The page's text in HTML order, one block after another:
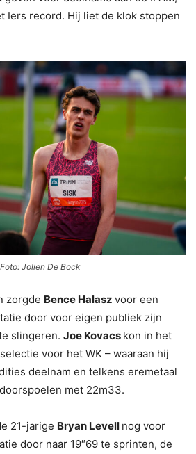
Iers record. Hij liet de klok stoppen
Foto: Jolien De Bock
zorgde Bence Halasz voor een
door voor eigen publiek zijn
slingeren. Joe Kovacs kon in het
voor het WK – waaraan hij
deelnam en telkens eremetaal
met 22m33.
21-jarige Bryan Levell nog voor
door naar 19″69 te sprinten, de